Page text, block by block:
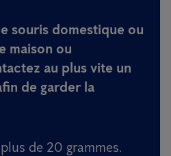
souris domestique ou
maison ou
au plus vite un
de garder la
de 20 grammes.